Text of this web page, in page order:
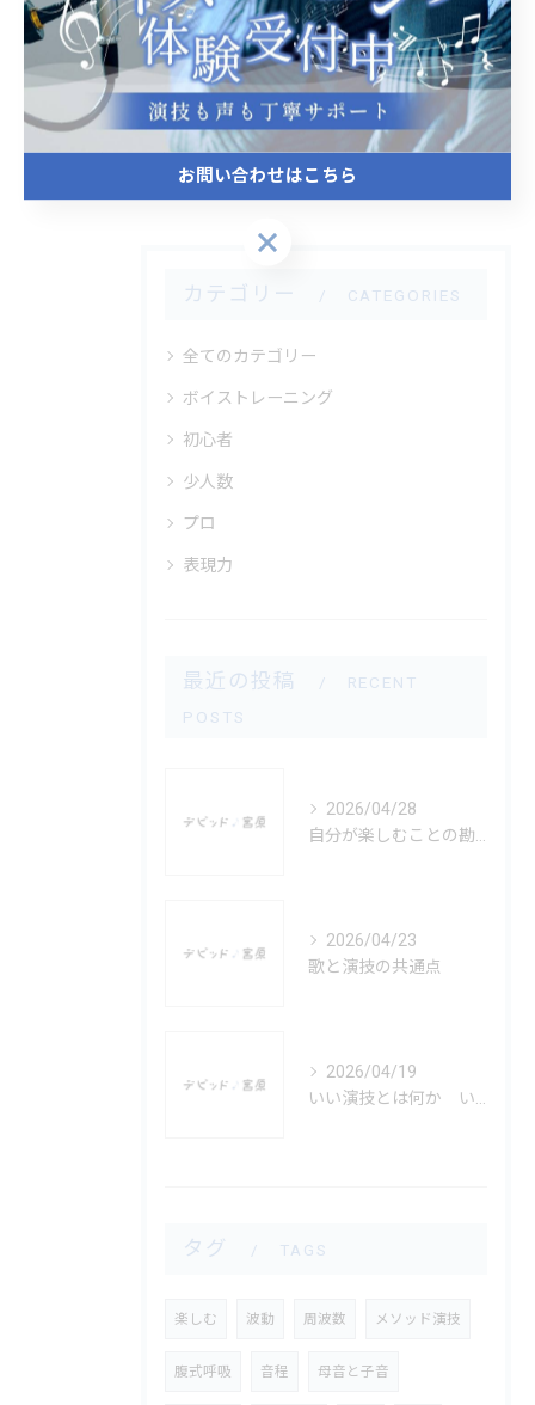
関連タグ
#音程 #ボイトレ #母音と子音 #声帯
#声が通らない #腹式呼吸
カテゴリー CATEGORIES
全てのカテゴリー
ボイストレーニング
初心者
少人数
プロ
表現力
最近の投稿
RECENT
POSTS
2026/04/28
2026/04/23
歌と演技の共通点
2026/04/19
タグ TAGS
楽しむ 波動 周波数 メソッド演技
腹式呼吸 音程 母音と子音
お問い合わせはこちら
お問い合わせはこちら